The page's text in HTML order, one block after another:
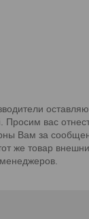
Просим вас
Вам за
товар